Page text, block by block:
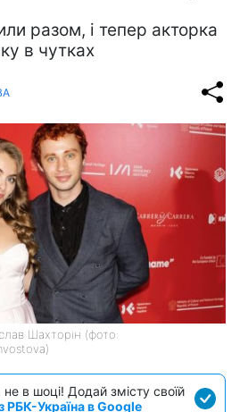
разом, і тепер акторка
в чутках
Шахторін (фото:
не в шоці! Додай змісту своїй
РБК-Україна в Google